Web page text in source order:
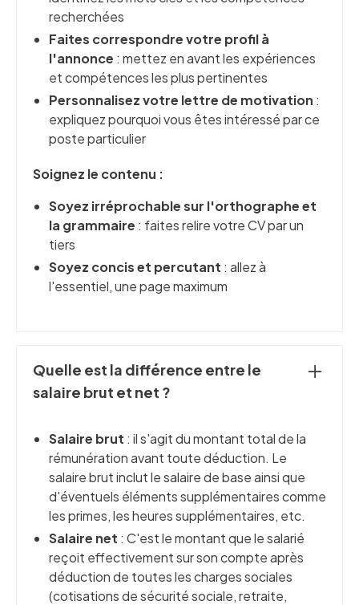
recherchées
Faites correspondre votre profil à
l'annonce : mettez en avant les expériences
et compétences les plus pertinentes
Personnalisez votre lettre de motivation :
expliquez pourquoi vous êtes intéressé par ce
poste particulier
Soignez le contenu :
Soyez irréprochable sur l'orthographe et
la grammaire : faites relire votre CV par un
tiers
Soyez concis et percutant : allez à
l'essentiel, une page maximum
Quelle est la différence entre le
salaire brut et net ?
Salaire brut : il s'agit du montant total de la
rémunération avant toute déduction. Le
salaire brut inclut le salaire de base ainsi que
d'éventuels éléments supplémentaires comme
les primes, les heures supplémentaires, etc.
Salaire net : C'est le montant que le salarié
reçoit effectivement sur son compte après
déduction de toutes les charges sociales
(cotisations de sécurité sociale, retraite,